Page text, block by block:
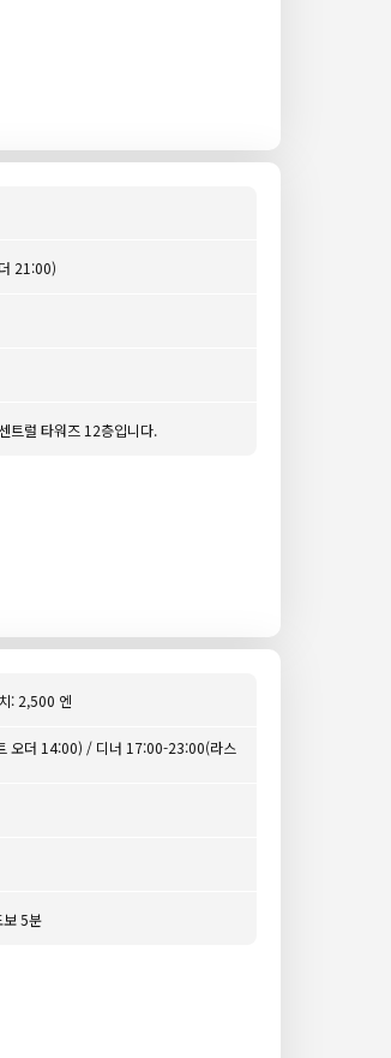
21:00)
트럴 타워즈 12층입니다.
: 2,500 엔
오더 14:00) / 디너 17:00-23:00(라스
보 5분